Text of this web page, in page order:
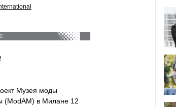
Музея моды
(ModAM) в Милане 12